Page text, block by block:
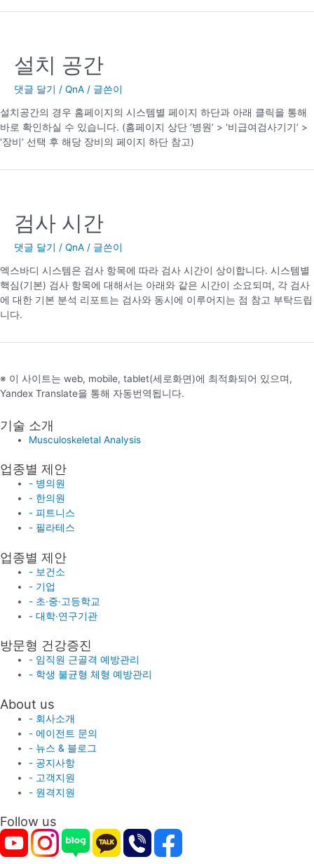
설치 공간
댓글 달기 / QnA / 글쓴이
설치공간의 경우 홈페이지의 시스템별 페이지 하단과 아래 클릭을 통해
바로 확인하실 수 있습니다. (홈페이지 상단 ‘병원’ > ‘비급여검사기기’ >
‘장비’ 선택 후 해당 장비의 페이지 하단 참고)
검사 시간
댓글 달기 / QnA / 글쓴이
엑스바디 시스템은 검사 항목에 따라 검사 시간이 상이합니다. 시스템별
핵심(기본) 검사 항목에 대해서는 아래와 같은 시간이 소요되며, 각 검사
에 대한 기본 분석 리포트는 검사와 동시에 이루어지는 점 참고 부탁드립
니다.
※ 이 사이트는 web, mobile, tablet(세로화면)에 최적화되어 있으며,
Yandex Translate을 통해 자동번역됩니다.
기술 소개
Musculoskeletal Analysis
업종별 제안
- 병의원
- 한의원
- 피트니스
- 필라테스
업종별 제안
- 보건소
- 기업
- 초·중·고등학교
- 대학·연구기관
방문형 건강증진
- 임직원 근골격 예방관리
- 학생 불균형 체형 예방관리
About us
- 회사소개
- 에이전트 문의
- 뉴스 & 블로그
- 공지사항
- 고객지원
- 원격지원
Follow us